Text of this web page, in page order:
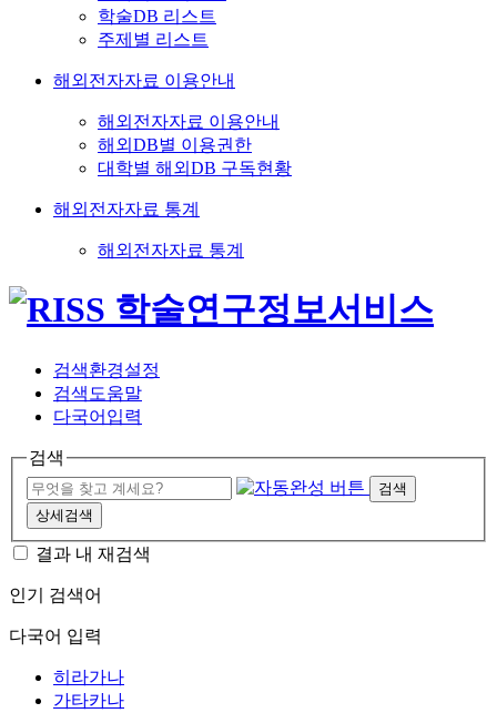
학술DB 리스트
주제별 리스트
해외전자자료 이용안내
해외전자자료 이용안내
해외DB별 이용권한
대학별 해외DB 구독현황
해외전자자료 통계
해외전자자료 통계
검색환경설정
검색도움말
다국어입력
검색
검색
상세검색
결과 내 재검색
인기 검색어
다국어 입력
히라가나
가타카나